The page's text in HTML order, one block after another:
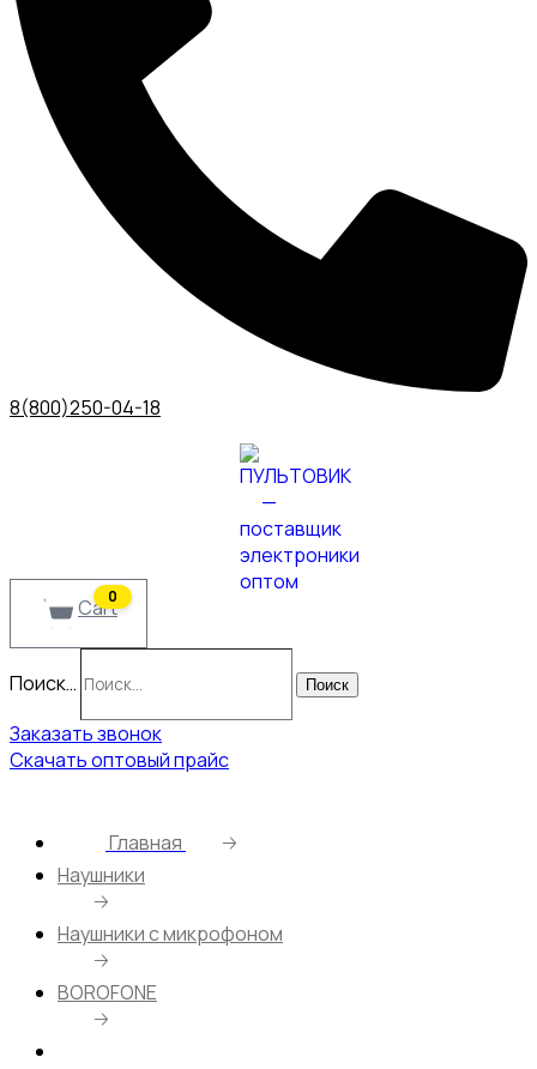
8(800)250-04-18
0
Cart
Поиск… Поиск
Заказать звонок
Скачать оптовый прайс
Главная
🡢
Наушники
🡢
Наушники с микрофоном
🡢
BOROFONE
🡢